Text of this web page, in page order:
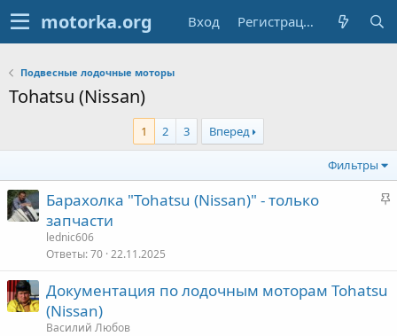
Вход Регистрация
Подвесные лодочные моторы
Tohatsu (Nissan)
1 2 3 Вперед
Фильтры
З
Барахолка "Tohatsu (Nissan)" - только
запчасти
lednic606
Ответы 70 22.11.2025
Документация по лодочным моторам Tohatsu
(Nissan)
Василий Любов